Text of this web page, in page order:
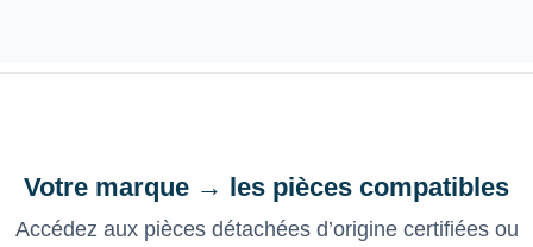
Votre marque → les pièces compatibles
Accédez aux pièces détachées d’origine certifiées ou